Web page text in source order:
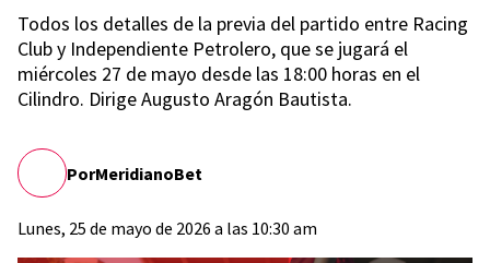
Todos los detalles de la previa del partido entre Racing
Club y Independiente Petrolero, que se jugará el
miércoles 27 de mayo desde las 18:00 horas en el
Cilindro. Dirige Augusto Aragón Bautista.
PorMeridianoBet
Lunes, 25 de mayo de 2026 a las 10:30 am